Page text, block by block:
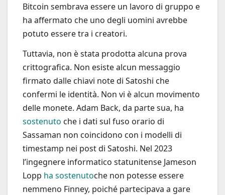
Bitcoin sembrava essere un lavoro di gruppo e
ha affermato che uno degli uomini avrebbe
potuto essere tra i creatori.
Tuttavia, non è stata prodotta alcuna prova
crittografica. Non esiste alcun messaggio
firmato dalle chiavi note di Satoshi che
confermi le identità. Non vi è alcun movimento
delle monete. Adam Back, da parte sua, ha
sostenuto che i dati sul fuso orario di
Sassaman non coincidono con i modelli di
timestamp nei post di Satoshi. Nel 2023
l’ingegnere informatico statunitense Jameson
Lopp ha sostenutoche non potesse essere
nemmeno Finney, poiché partecipava a gare